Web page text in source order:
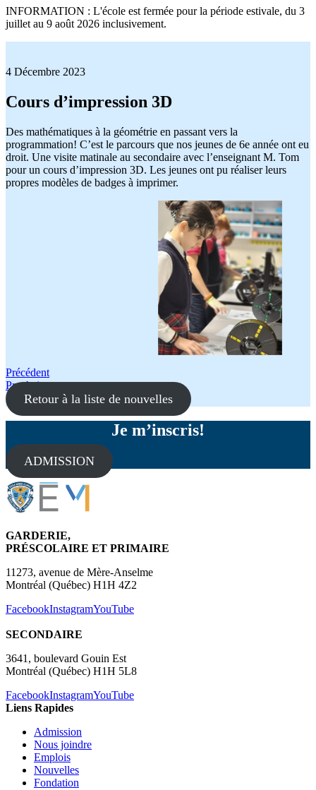
INFORMATION : L'école est fermée pour la période estivale, du 3
juillet au 9 août 2026 inclusivement.
4 Décembre 2023
Cours d’impression 3D
Des mathématiques à la géométrie en passant vers la
programmation! C’est le parcours que nos jeunes de 6e année ont eu
droit. Une visite matinale au secondaire avec l’enseignant M. Tom
pour un cours d’impression 3D. Les jeunes ont pu réaliser leurs
propres modèles de badges à imprimer.
Navigation
de
l'article
Précédent
Prochain
Retour à la liste de nouvelles
Je m’inscris!
ADMISSION
GARDERIE,
PRÉSCOLAIRE ET PRIMAIRE
11273, avenue de Mère-Anselme
Montréal (Québec) H1H 4Z2
FacebookInstagramYouTube
SECONDAIRE
3641, boulevard Gouin Est
Montréal (Québec) H1H 5L8
FacebookInstagramYouTube
Liens Rapides
Admission
Nous joindre
Emplois
Nouvelles
Fondation